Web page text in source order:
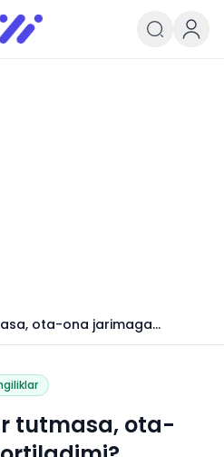
Infoedu
Ta&#039;lim xabarlari va
ota-ona jarimaga
tutmasa, ota-